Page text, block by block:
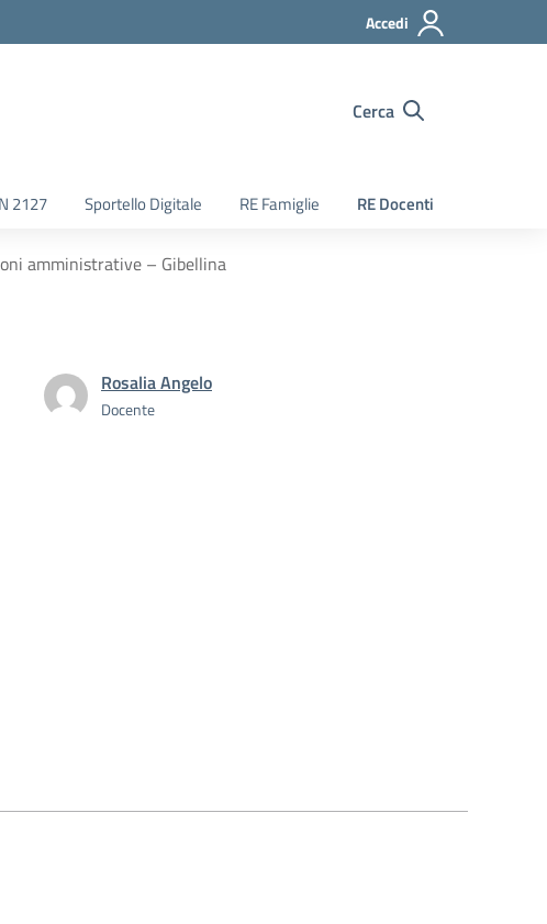
Accedi
Cerca
2127 Sportello Digitale RE Famiglie RE Docenti
amministrative – Gibellina
Rosalia Angelo
Docente